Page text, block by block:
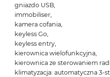
gniazdo USB,
immobiliser,
kamera cofania,
keyless Go,
keyless entry,
kierownica wielofunkcyjna,
kierownica ze sterowaniem
klimatyzacja: automatyczna 3-